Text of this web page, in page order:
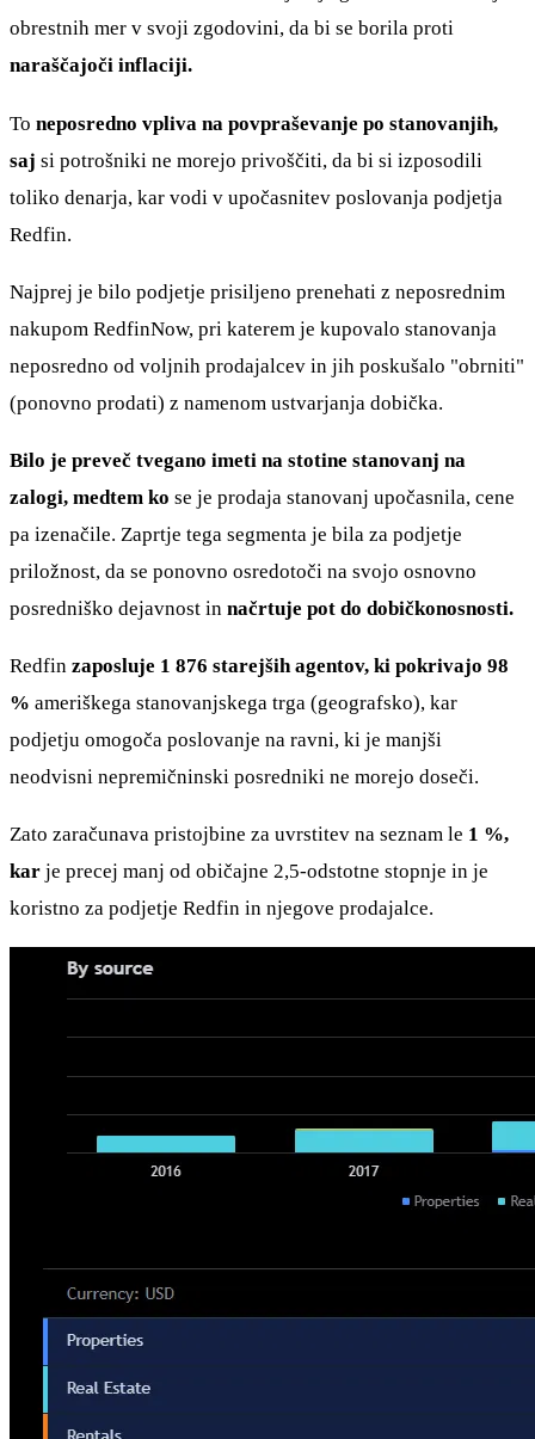
obrestnih mer v svoji zgodovini, da bi se borila proti
naraščajoči inflaciji.
To neposredno vpliva na povpraševanje po stanovanjih,
saj si potrošniki ne morejo privoščiti, da bi si izposodili
toliko denarja, kar vodi v upočasnitev poslovanja podjetja
Redfin.
Najprej je bilo podjetje prisiljeno prenehati z neposrednim
nakupom RedfinNow, pri katerem je kupovalo stanovanja
neposredno od voljnih prodajalcev in jih poskušalo "obrniti"
(ponovno prodati) z namenom ustvarjanja dobička.
Bilo je preveč tvegano imeti na stotine stanovanj na
zalogi, medtem ko se je prodaja stanovanj upočasnila, cene
pa izenačile. Zaprtje tega segmenta je bila za podjetje
priložnost, da se ponovno osredotoči na svojo osnovno
posredniško dejavnost in načrtuje pot do dobičkonosnosti.
Redfin zaposluje 1 876 starejših agentov, ki pokrivajo 98
% ameriškega stanovanjskega trga (geografsko), kar
podjetju omogoča poslovanje na ravni, ki je manjši
neodvisni nepremičninski posredniki ne morejo doseči.
Zato zaračunava pristojbine za uvrstitev na seznam le 1 %,
kar je precej manj od običajne 2,5-odstotne stopnje in je
koristno za podjetje Redfin in njegove prodajalce.